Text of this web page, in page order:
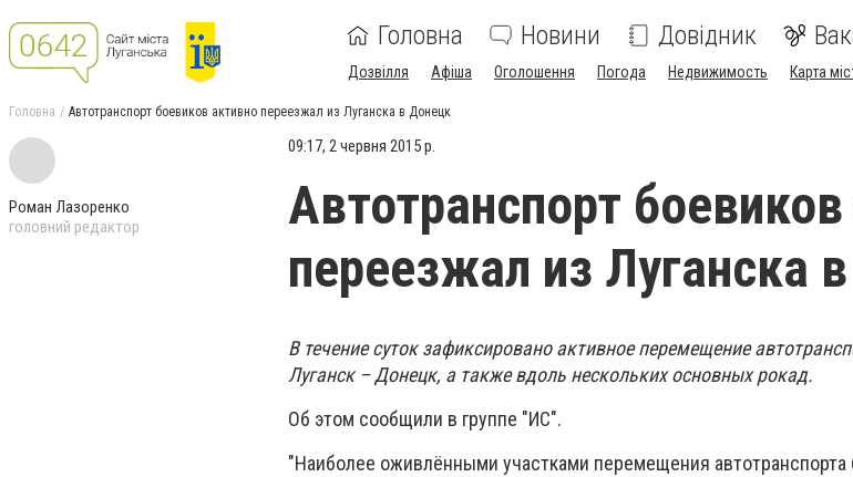
Головна Новини Довідник
Дозвілля Афіша Оголошення Погода Недвижимость Карта
Головна Автотранспорт боевиков активно переезжал из Луганска в Донецк
Роман Лазоренко
головний редактор
09:17, 2 червня 2015 р.
Автотранспорт
переезжал из Луганска
В течение суток зафиксировано активное перемещение
Луганск – Донецк, а также вдоль нескольких основных рокад.
Об этом сообщили в группе "ИС".
"Наиболее оживлёнными участками перемещения